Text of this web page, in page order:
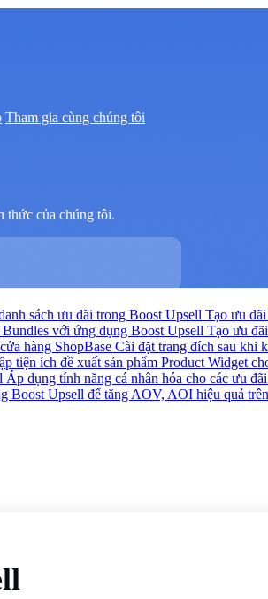
Tham gia cùng chúng tôi
thức của chúng tôi.
sách ưu đãi trong Boost Upsell Tạo ưu
với ứng dụng Boost Upsell Tạo ưu
hàng ShopBase Cài đặt trang đích sau khi
tiện ích đề xuất sản phẩm Product Widget
Áp dụng tính năng cá nhân hóa cho các ưu
Boost Upsell để tăng AOV, AOI hiệu quả